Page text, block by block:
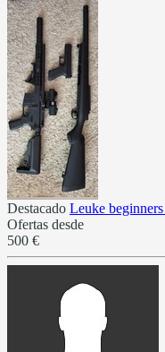
Destacado Leuke
Ofertas desde
500 €